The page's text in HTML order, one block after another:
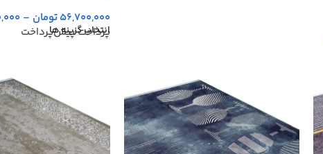
56,700,000تومان –
انتخاب گزینه ها
پرداخت پیش‌پرداخت